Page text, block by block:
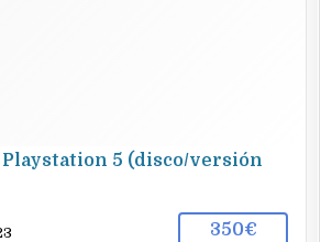
Playstation 5 (disco/versión
350€